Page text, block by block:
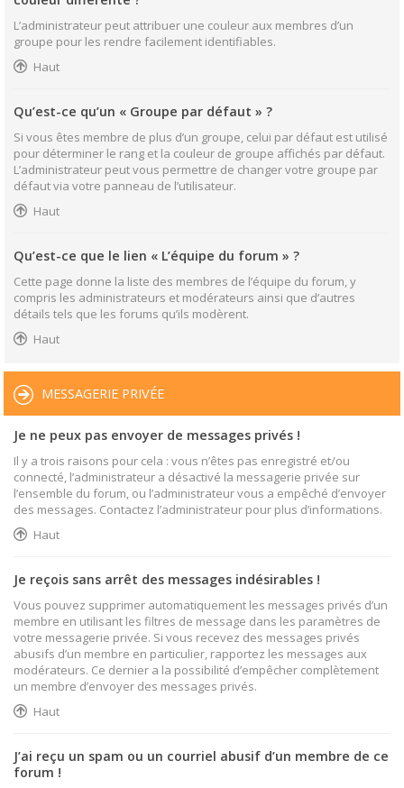
L’administrateur peut attribuer une couleur aux membres d’un
groupe pour les rendre facilement identifiables.
Haut
Qu’est-ce qu’un « Groupe par défaut » ?
Si vous êtes membre de plus d’un groupe, celui par défaut est utilisé
pour déterminer le rang et la couleur de groupe affichés par défaut.
L’administrateur peut vous permettre de changer votre groupe par
défaut via votre panneau de l’utilisateur.
Haut
Qu’est-ce que le lien « L’équipe du forum » ?
Cette page donne la liste des membres de l’équipe du forum, y
compris les administrateurs et modérateurs ainsi que d’autres
détails tels que les forums qu’ils modèrent.
Haut
MESSAGERIE PRIVÉE
Je ne peux pas envoyer de messages privés !
Il y a trois raisons pour cela : vous n’êtes pas enregistré et/ou
connecté, l’administrateur a désactivé la messagerie privée sur
l’ensemble du forum, ou l’administrateur vous a empêché d’envoyer
des messages. Contactez l’administrateur pour plus d’informations.
Haut
Je reçois sans arrêt des messages indésirables !
Vous pouvez supprimer automatiquement les messages privés d’un
membre en utilisant les filtres de message dans les paramètres de
votre messagerie privée. Si vous recevez des messages privés
abusifs d’un membre en particulier, rapportez les messages aux
modérateurs. Ce dernier a la possibilité d’empêcher complètement
un membre d’envoyer des messages privés.
Haut
J’ai reçu un spam ou un courriel abusif d’un membre de ce
forum !